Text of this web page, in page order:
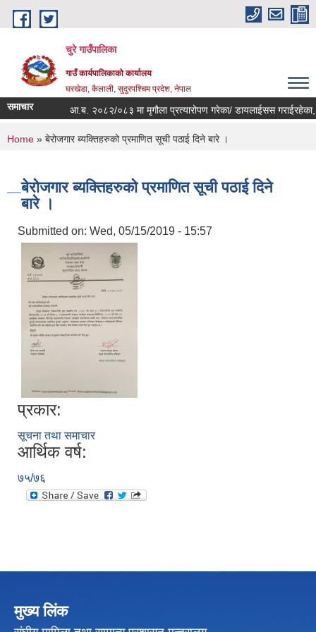
Skip to main content
चुरे गाउँपालिका
गाउँ कार्यपालिकाको कार्यालय
घरखेडा, कैलाली, सुदुरपश्चिम प्रदेश, नेपाल
समाचार आ.ब. २०८२/०८३ मा मृगौला प्रत्यारोपण गरेका/ डायलाईसस गराईरहेका,
You are here
Home » बेरोजगार ब्यक्तिहरुको प्रमाणित सूची पठाई दिने बारे ।
बेरोजगार ब्यक्तिहरुको प्रमाणित सूची पठाई दिने
बारे ।
Submitted on: Wed, 05/15/2019 - 15:57
प्रकार:
सूचना तथा समाचार
आर्थिक वर्ष:
७५/७६
मुख्य लिंक